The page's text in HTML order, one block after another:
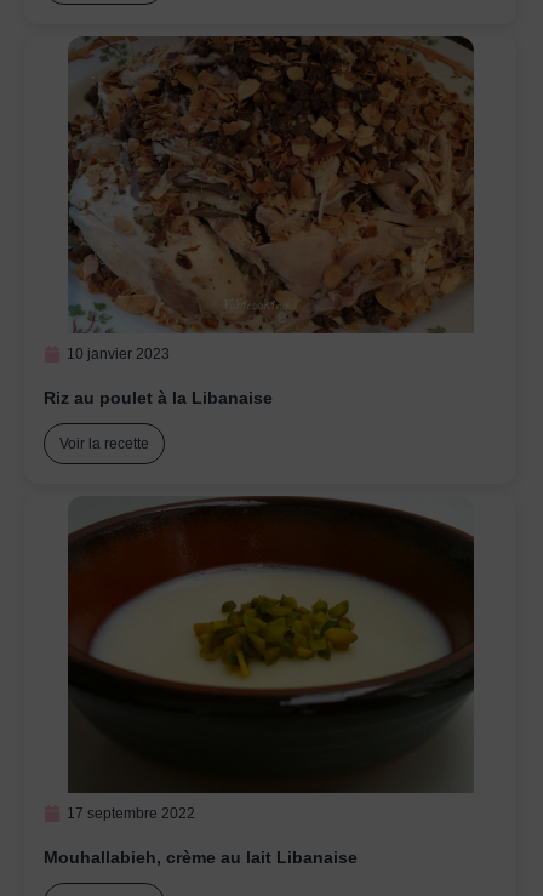
10 janvier 2023
Riz au poulet à la Libanaise
Voir la recette
17 septembre 2022
Mouhallabieh, crème au lait Libanaise